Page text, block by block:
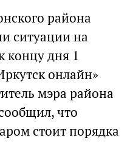
района
ситуации на
концу дня 1
онлайн»
мэра района
что
стоит порядка